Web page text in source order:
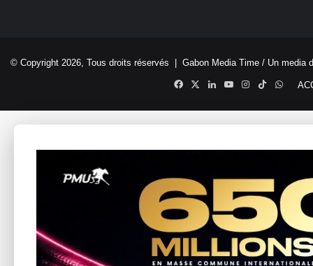
© Copyright 2026, Tous droits réservés | Gabon Media Time / Un media
Facebook
X LinkedinYouTubeInstagram
TikTok